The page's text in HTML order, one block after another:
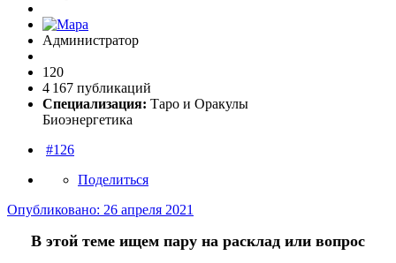
Администратор
120
4 167 публикаций
Специализация: Таро и Оракулы
Биоэнергетика
#126
Поделиться
Опубликовано: 26 апреля 2021
В этой теме ищем пару на расклад или вопрос